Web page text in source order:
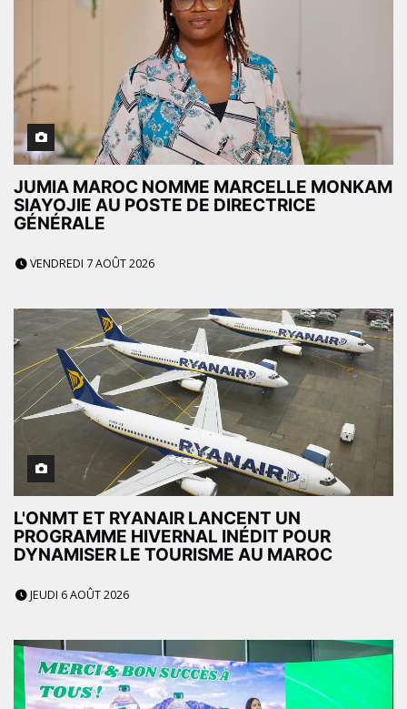
JUMIA MAROC NOMME MARCELLE MONKAM
SIAYOJIE AU POSTE DE DIRECTRICE
GÉNÉRALE
VENDREDI 7 AOÛT 2026
L'ONMT ET RYANAIR LANCENT UN
PROGRAMME HIVERNAL INÉDIT POUR
DYNAMISER LE TOURISME AU MAROC
JEUDI 6 AOÛT 2026